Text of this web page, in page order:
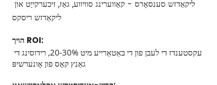
ליקאַדזש ריסקס
הויך ROI:
גאַנץ קאָס פון אָונערשיפּ